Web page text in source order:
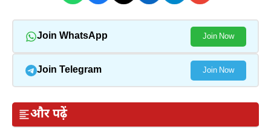
Join WhatsApp Join Now
Join Telegram Join Now
और पढ़ें